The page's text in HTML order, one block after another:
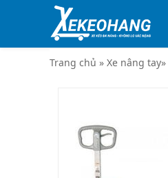
Xe
Trang chủ » Xe nâng tay»